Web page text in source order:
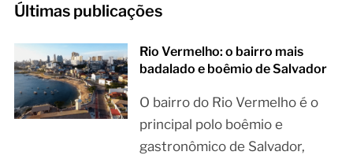
Últimas publicações
Rio Vermelho: o bairro mais
badalado e boêmio de Salvador
O bairro do Rio Vermelho é o
principal polo boêmio e
gastronômico de Salvador,